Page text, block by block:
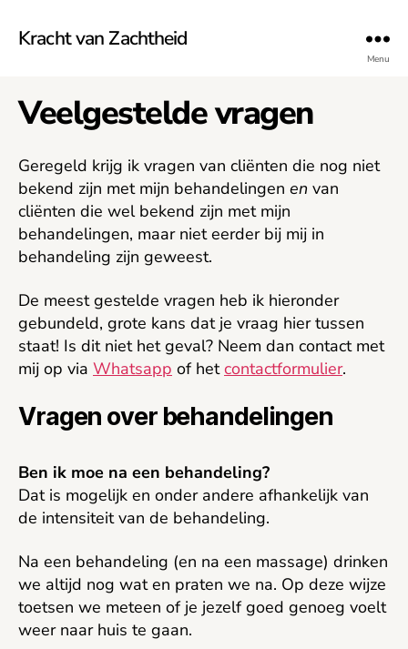
Kracht van Zachtheid
Menu
Veelgestelde vragen
Geregeld krijg ik vragen van cliënten die nog niet
bekend zijn met mijn behandelingen en van
cliënten die wel bekend zijn met mijn
behandelingen, maar niet eerder bij mij in
behandeling zijn geweest.
De meest gestelde vragen heb ik hieronder
gebundeld, grote kans dat je vraag hier tussen
staat! Is dit niet het geval? Neem dan contact met
mij op via Whatsapp of hetcontactformulier.
Vragen over behandelingen
Ben ik moe na een behandeling?
Dat is mogelijk en onder andere afhankelijk van
de intensiteit van de behandeling.
Na een behandeling (en na een massage) drinken
we altijd nog wat en praten we na. Op deze wijze
toetsen we meteen of je jezelf goed genoeg voelt
weer naar huis te gaan.